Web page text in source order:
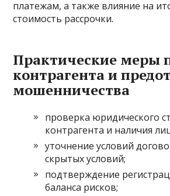
платежам, а также влияние на
стоимость рассрочки.
Практические меры
контрагента и
мошенничества
проверка юридического
контрагента и наличия
уточнение условий
скрытых условий;
подтверждение
баланса рисков;